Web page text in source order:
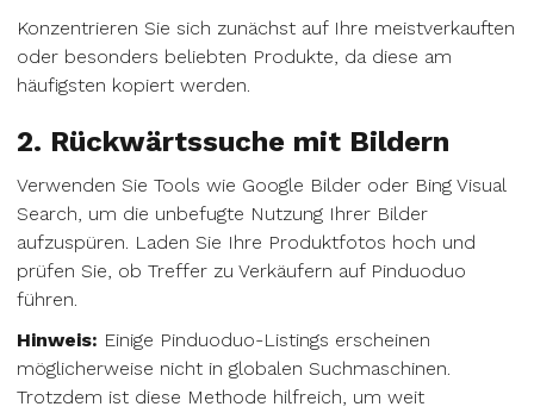
Konzentrieren Sie sich zunächst auf Ihre meistverkauften
oder besonders beliebten Produkte, da diese am
häufigsten kopiert werden.
2. Rückwärtssuche mit Bildern
Verwenden Sie Tools wie Google Bilder oder Bing Visual
Search, um die unbefugte Nutzung Ihrer Bilder
aufzuspüren. Laden Sie Ihre Produktfotos hoch und
prüfen Sie, ob Treffer zu Verkäufern auf Pinduoduo
führen.
Hinweis: Einige Pinduoduo-Listings erscheinen
möglicherweise nicht in globalen Suchmaschinen.
Trotzdem ist diese Methode hilfreich, um weit